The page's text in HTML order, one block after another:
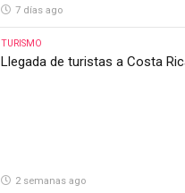
7 días ago
TURISMO
Llegada de turistas a Costa
2 semanas ago